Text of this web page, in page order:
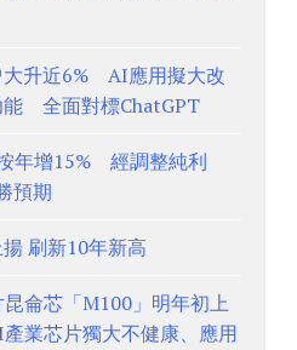
大升近6% AI應用擬大改
能 全面對標ChatGPT
年增15% 經調整純利
預期
刷新10年新高
侖芯「M100」明年初上
業芯片獨大不健康、應用